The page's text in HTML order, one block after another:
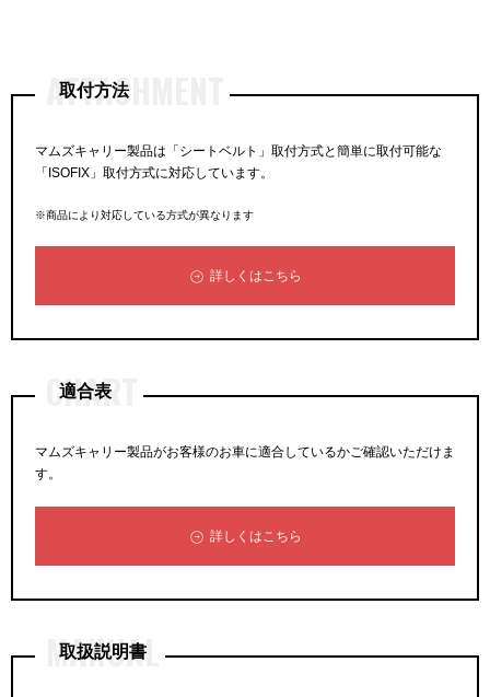
取付方法
ATTACHMENT
マムズキャリー製品は「シートベルト」取付方式と簡単に取付可能な
「ISOFIX」取付方式に対応しています。
※商品により対応している方式が異なります
詳しくはこちら
適合表
CHART
マムズキャリー製品がお客様のお車に適合しているかご確認いただけま
す。
詳しくはこちら
取扱説明書
MANUAL